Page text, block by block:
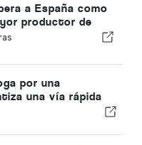
a España como
productor de
por una
una vía rápida